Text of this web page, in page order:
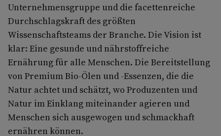
Unternehmensgruppe und die facettenreiche
Durchschlagskraft des größten
Wissenschaftsteams der Branche. Die Vision ist
klar: Eine gesunde und nährstoffreiche
Ernährung für alle Menschen. Die Bereitstellung
von Premium Bio-Ölen und -Essenzen, die die
Natur achtet und schätzt, wo Produzenten und
Natur im Einklang miteinander agieren und
Menschen sich ausgewogen und schmackhaft
ernähren können.